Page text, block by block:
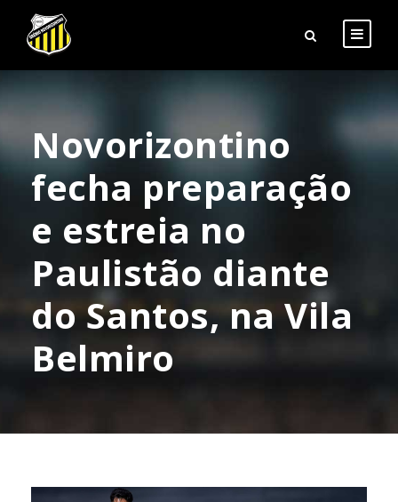
Novorizontino
fecha preparação
e estreia no
Paulistão diante
do Santos, na Vila
Belmiro